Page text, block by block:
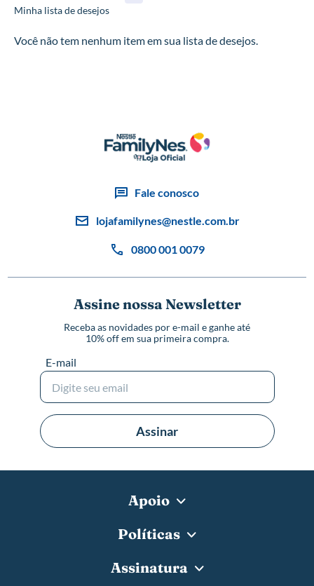
lendo
Minha lista de desejos
Você não tem nenhum item em sua lista de desejos.
Fale conosco
lojafamilynes@nestle.com.br
0800 001 0079
Assine nossa Newsletter
Receba as novidades por e-mail e ganhe até
10% off em sua primeira compra.
E-mail
Assinar
Apoio
Políticas
Assinatura